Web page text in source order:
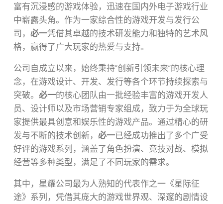
富有沉浸感的游戏体验，迅速在国内外电子游戏行业
中崭露头角。作为一家综合性的游戏开发与发行公
司， 必一凭借其卓越的技术研发能力和独特的艺术风
格，赢得了广大玩家的热爱与支持。
公司自成立以来，始终秉持“创新引领未来”的核心理
念，在游戏设计、开发、发行等各个环节持续探索与
突破。 必一的核心团队由一批经验丰富的游戏开发人
员、设计师以及市场营销专家组成，致力于为全球玩
家提供最具创意和娱乐性的游戏产品。通过精心的研
发与不断的技术创新， 必一已经成功推出了多个广受
好评的游戏系列，涵盖了角色扮演、竞技对战、模拟
经营等多种类型，满足了不同玩家的需求。
其中，星耀公司最为人熟知的代表作之一《星际征
途》系列，凭借其庞大的游戏世界观、深邃的剧情设